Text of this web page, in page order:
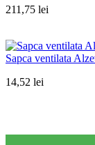
211,75 lei
Sapca ventilata
14,52 lei